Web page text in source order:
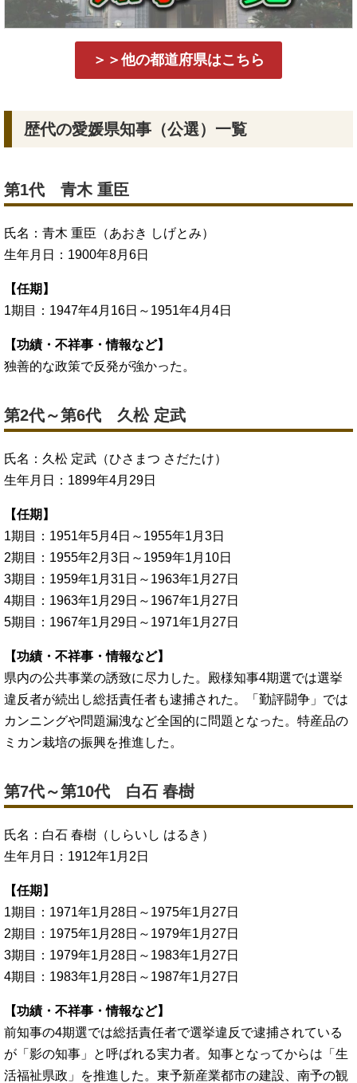
＞＞他の都道府県はこちら
歴代の愛媛県知事（公選）一覧
第1代 青木 重臣
氏名：青木 重臣（あおき しげとみ）
生年月日：1900年8月6日
【任期】
1期目：1947年4月16日～1951年4月4日
【功績・不祥事・情報など】
独善的な政策で反発が強かった。
第2代～第6代 久松 定武
氏名：久松 定武（ひさまつ さだたけ）
生年月日：1899年4月29日
【任期】
1期目：1951年5月4日～1955年1月3日
2期目：1955年2月3日～1959年1月10日
3期目：1959年1月31日～1963年1月27日
4期目：1963年1月29日～1967年1月27日
5期目：1967年1月29日～1971年1月27日
【功績・不祥事・情報など】
県内の公共事業の誘致に尽力した。殿様知事4期選では選挙
違反者が続出し総括責任者も逮捕された。「勤評闘争」では
カンニングや問題漏洩など全国的に問題となった。特産品の
ミカン栽培の振興を推進した。
第7代～第10代 白石 春樹
氏名：白石 春樹（しらいし はるき）
生年月日：1912年1月2日
【任期】
1期目：1971年1月28日～1975年1月27日
2期目：1975年1月28日～1979年1月27日
3期目：1979年1月28日～1983年1月27日
4期目：1983年1月28日～1987年1月27日
【功績・不祥事・情報など】
前知事の4期選では総括責任者で選挙違反で逮捕されている
が「影の知事」と呼ばれる実力者。知事となってからは「生
活福祉県政」を推進した。東予新産業都市の建設、南予の観